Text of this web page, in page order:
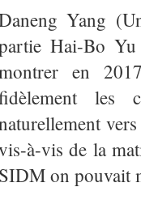
Yang
Hai-Bo
en
les
à-vis de la
SIDM on pouvait